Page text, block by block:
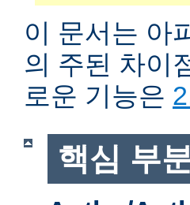
이 문서는 아
의 주된 차이
로운 기능은
핵심 부